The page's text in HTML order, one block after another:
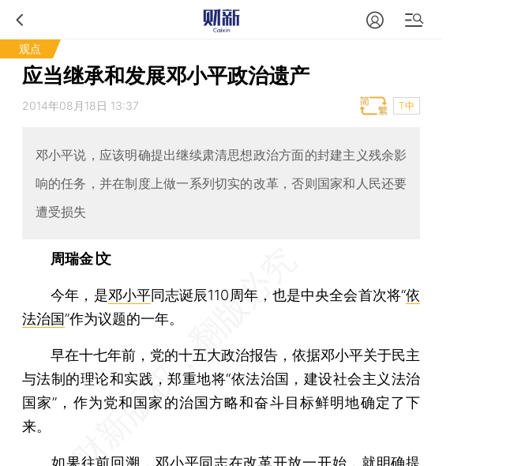
观点
应当继承和发展邓小平政治遗产
2014年08月18日 13:37 T中
邓小平说，应该明确提出继续肃清思想政治方面的封建主义残余影
响的任务，并在制度上做一系列切实的改革，否则国家和人民还要
遭受损失
周瑞金∣文
今年，是邓小平同志诞辰110周年，也是中央全会首次将“依
法治国”作为议题的一年。
早在十七年前，党的十五大政治报告，依据邓小平关于民主
与法制的理论和实践，郑重地将“依法治国，建设社会主义法治
国家”，作为党和国家的治国方略和奋斗目标鲜明地确定了下
来。
如果往前回溯，邓小平同志在改革开放一开始，就明确提